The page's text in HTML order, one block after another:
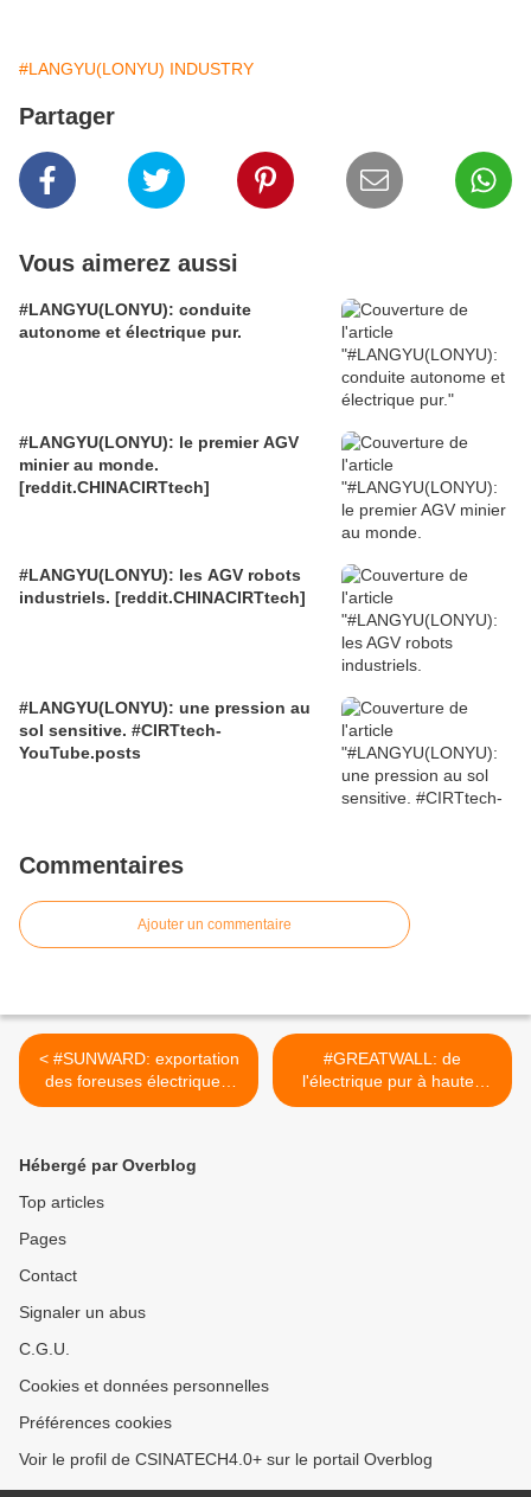
#LANGYU(LONYU) INDUSTRY
Partager
Vous aimerez aussi
#LANGYU(LONYU): conduite
autonome et électrique pur.
#LANGYU(LONYU): le premier AGV
minier au monde.
[reddit.CHINACIRTtech]
#LANGYU(LONYU): les AGV robots
industriels. [reddit.CHINACIRTtech]
#LANGYU(LONYU): une pression au
sol sensitive. #CIRTtech-
YouTube.posts
Commentaires
Ajouter un commentaire
< #SUNWARD: exportation
des foreuses électriques.
#CIRTtech-YouTube.posts
#GREATWALL: de
l'électrique pur à hautes
performances. #CIRTtech-
Hébergé par Overblog
Top articles
Pages
Contact
Signaler un abus
C.G.U.
Cookies et données personnelles
Préférences cookies
Voir le profil de CSINATECH4.0+ sur le portail Overblog